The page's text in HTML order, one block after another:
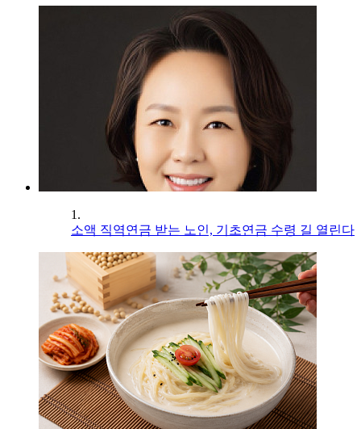
1.
소액 직역연금 받는 노인, 기초연금 수령 길 열린다